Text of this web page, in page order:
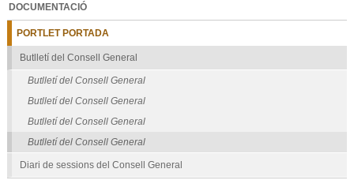
DOCUMENTACIÓ
PORTLET PORTADA
Butlletí del Consell General
Butlletí del Consell General
Butlletí del Consell General
Butlletí del Consell General
Butlletí del Consell General
Diari de sessions del Consell General